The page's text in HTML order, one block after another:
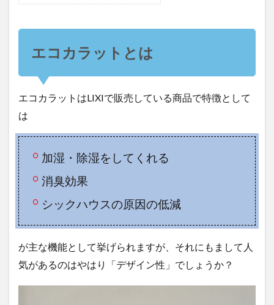
エコカラットとは
エコカラットはLIXIで販売している商品で特徴として
は
加湿・除湿をしてくれる
消臭効果
シックハウスの原因の低減
が主な機能として挙げられますが、それにもまして人
気があるのはやはり「デザイン性」でしょうか？